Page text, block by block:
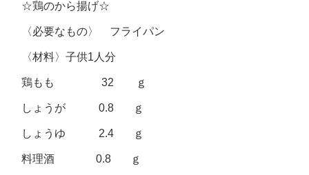
☆鶏のから揚げ☆
〈必要なもの〉 フライパン
〈材料〉子供1人分
鶏もも 32 ｇ
しょうが 0.8 ｇ
しょうゆ 2.4 ｇ
料理酒 0.8 ｇ